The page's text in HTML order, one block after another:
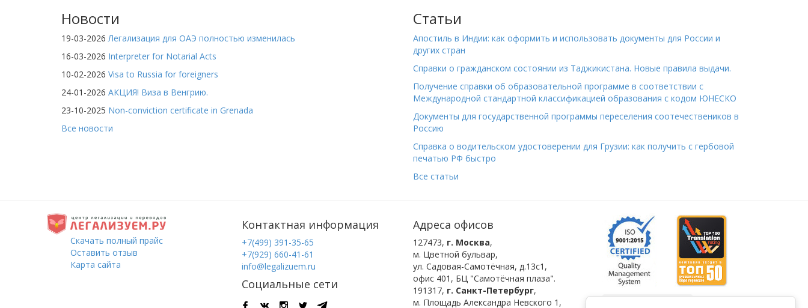
Новости
19-03-2026 Легализация для ОАЭ полностью изменилась
16-03-2026 Interpreter for Notarial Acts
10-02-2026 Visa to Russia for foreigners
24-01-2026 АКЦИЯ! Виза в Венгрию.
23-10-2025 Non-conviction certificate in Grenada
Все новости
Статьи
Апостиль в Индии: как оформить и использовать документы для России и
других стран
Справки о гражданском состоянии из Таджикистана. Новые правила выдачи.
Получение справки об образовательной программе в соответствии с
Международной стандартной классификацией образования с кодом ЮНЕСКО
Документы для государственной программы переселения соотечествеников в
Россию
Справка о водительском удостоверении для Грузии: как получить с гербовой
печатью РФ быстро
Все статьи
Скачать полный прайс
Оставить отзыв
Карта сайта
Контактная информация
+7(499) 391-35-65
+7(929) 660-41-61
info@legalizuem.ru
Социальные сети
Адреса офисов
127473, г. Москва,
м. Цветной бульвар,
ул. Садовая-Самотёчная, д.13с1,
офис 401, БЦ "Самотёчная плаза".
191317, г. Санкт-Петербург,
м. Площадь Александра Невского 1 ,